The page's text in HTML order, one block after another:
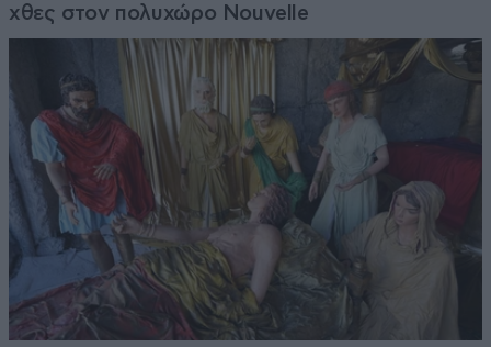
χθες στον πολυχώρο Nouvelle